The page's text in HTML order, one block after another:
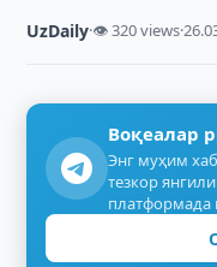
UzDaily·👁 320 views·
Воқеалар
Энг муҳим
тезкор
платформада